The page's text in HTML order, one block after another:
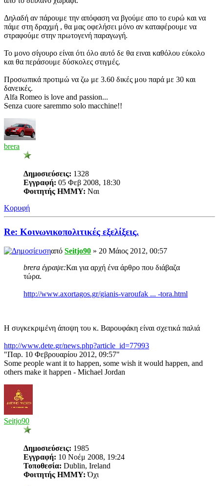
Δηλαδή αν πάρουμε την απόφαση να βγούμε απο το ευρώ και να
πάμε στη δραχμή , θα μας οφελήσει μόνο αν καταφέρουμε να
στραφούμε στην πρωτογενή παραγωγή.
Το μονο σίγουρο είναι ότι όλο αυτό δε θα ειναι καθόλου εύκολο
και θα περάσουμε δύσκολες στιγμές.
Προσωπικά προτιμώ να ζω με 3.60 δικές μου παρά με 30 και
δανεικές.
Alfa Romeo is love and passion...
Senza cuore saremmo solo macchine!!
brera
Δημοσιεύσεις: 1328
Εγγραφή: 05 Φεβ 2008, 18:30
Φοιτητής ΗΜΜΥ: Ναι
Κορυφή
Re: Κοινωνικοπολιτικές εξελίξεις.
από Seitjo90 » 20 Μάιος 2012, 00:57
brera έγραψε:Και για αρχή ένα άρθρο που διάβαζα
τώρα.
http://www.axortagos.gr/gianis-varoufak ... -tora.html
Η συγκεκριμένη άποψη του κ. Βαρουφάκη είναι σχετικά παλιά
http://www.dete.gr/news.php?article_id=77993
"Παρ. 10 Φεβρουαρίου 2012, 09:57"
Some people want it to happen, some wish it would happen, and
others make it happen - Michael Jordan
Seitjo90
Δημοσιεύσεις: 1985
Εγγραφή: 10 Νοέμ 2008, 19:24
Τοποθεσία: Dublin, Ireland
Φοιτητής ΗΜΜΥ: Όχι